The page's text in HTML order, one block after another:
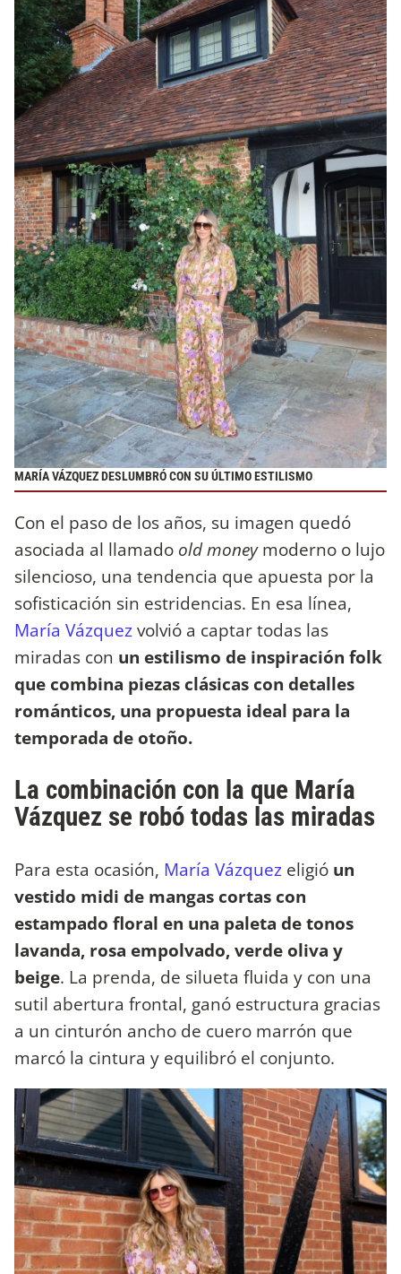
MARÍA VÁZQUEZ DESLUMBRÓ CON SU ÚLTIMO ESTILISMO
Con el paso de los años, su imagen quedó
asociada al llamado old moneymoderno o lujo
silencioso, una tendencia que apuesta por la
sofisticación sin estridencias. En esa línea,
María Vázquezvolvió a captar todas las
miradas con un estilismo de inspiración folk
que combina piezas clásicas con detalles
románticos, una propuesta ideal para la
temporada de otoño.
La combinación con la que María
Vázquez se robó todas las miradas
Para esta ocasión, María Vázquez eligió un
vestido midi de mangas cortas con
estampado floral en una paleta de tonos
lavanda, rosa empolvado, verde oliva y
beige. La prenda, de silueta fluida y con una
sutil abertura frontal, ganó estructura gracias
a un cinturón ancho de cuero marrón que
marcó la cintura y equilibró el conjunto.